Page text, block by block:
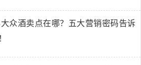
众酒卖点在哪？五大营销密码告诉